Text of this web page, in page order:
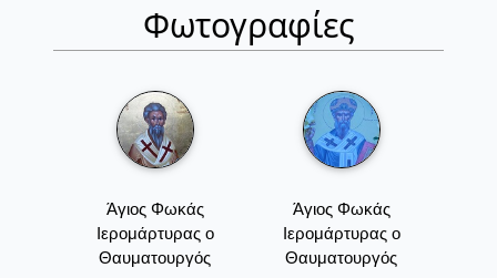
Φωτογραφίες
Άγιος Φωκάς
Ιερομάρτυρας ο
Θαυματουργός
Άγιος Φωκάς
Ιερομάρτυρας ο
Θαυματουργός